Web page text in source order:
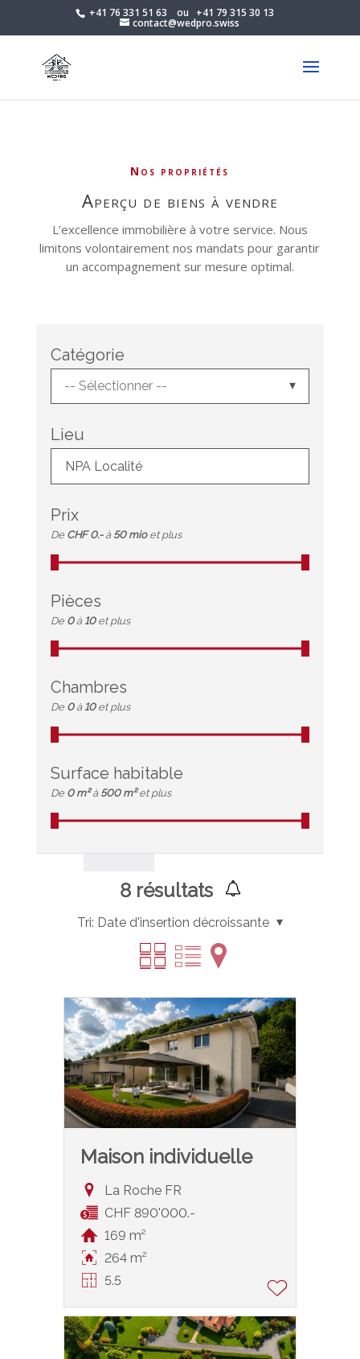
+41 76 331 51 63 ou +41 79 315 30 13
contact@wedpro.swiss
nos propriétés
aperçu de biens à vendre
L’excellence immobilière à votre service. Nous
limitons volontairement nos mandats pour garantir
un accompagnement sur mesure optimal.